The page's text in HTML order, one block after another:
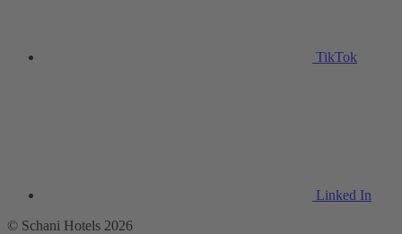
TikTok
Linked In
© Schani Hotels 2026